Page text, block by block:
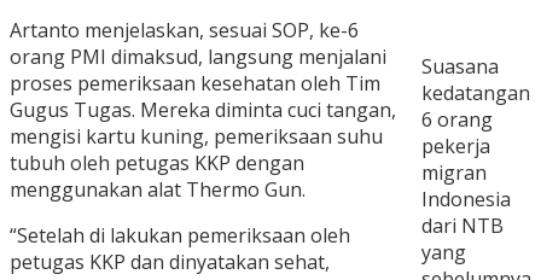
Suasana
kedatangan
6 orang
pekerja
migran
Indonesia
dari NTB
yang
Artanto menjelaskan, sesuai SOP, ke-6
orang PMI dimaksud, langsung menjalani
proses pemeriksaan kesehatan oleh Tim
Gugus Tugas. Mereka diminta cuci tangan,
mengisi kartu kuning, pemeriksaan suhu
tubuh oleh petugas KKP dengan
menggunakan alat Thermo Gun.
“Setelah di lakukan pemeriksaan oleh
petugas KKP dan dinyatakan sehat,